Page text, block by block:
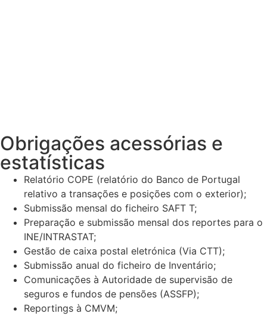
Obrigações acessórias e
estatísticas
Relatório COPE (relatório do Banco de Portugal
relativo a transações e posições com o exterior);
Submissão mensal do ficheiro SAFT T;
Preparação e submissão mensal dos reportes para o
INE/INTRASTAT;
Gestão de caixa postal eletrónica (Via CTT);
Submissão anual do ficheiro de Inventário;
Comunicações à Autoridade de supervisão de
seguros e fundos de pensões (ASSFP);
Reportings à CMVM;